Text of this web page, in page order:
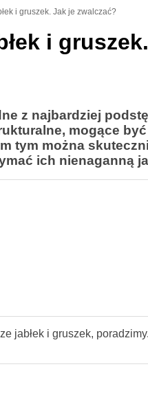
i gruszek. Jak je zwalczać?
i
z najbardziej
mogące
tym można
ich nienaganną
jabłek i gruszek,